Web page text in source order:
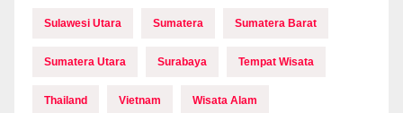
Sulawesi Utara Sumatera Sumatera Barat
Sumatera Utara Surabaya Tempat Wisata
Thailand Vietnam Wisata Alam